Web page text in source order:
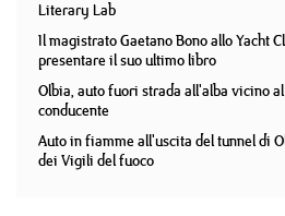
Literary Lab
Il magistrato Gaetano Bono allo Yacht
presentare il suo ultimo libro
Olbia, auto fuori strada all'alba vicino
conducente
Auto in fiamme all'uscita del tunnel di
dei Vigili del fuoco